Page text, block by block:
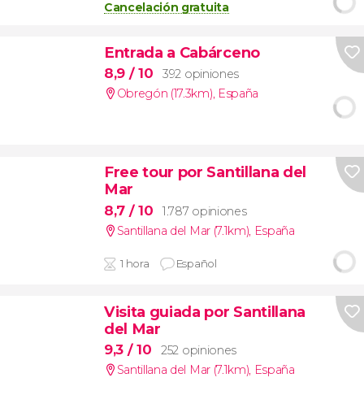
Cancelación gratuita
Entrada a Cabárceno
8,9 / 10
392 opiniones
Obregón (17.3km), España
Free tour por Santillana del
Mar
8,7 / 10
1.787 opiniones
Santillana del Mar (7.1km), España
1 hora Español
Visita guiada por Santillana
del Mar
9,3 / 10
252 opiniones
Santillana del Mar (7.1km), España